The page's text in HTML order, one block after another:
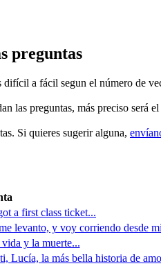
preguntas
a fácil segun el número de
las preguntas, más preciso será
Si quieres sugerir alguna,
a first class ticket...
levanto, y voy corriendo desde
y la muerte...
Lucía, la más bella historia de